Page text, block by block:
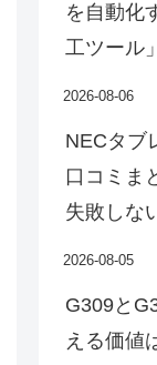
を自動化
工ツール
2026-08-06
NECタブ
口コミま
失敗しな
2026-08-05
G309と
える価値